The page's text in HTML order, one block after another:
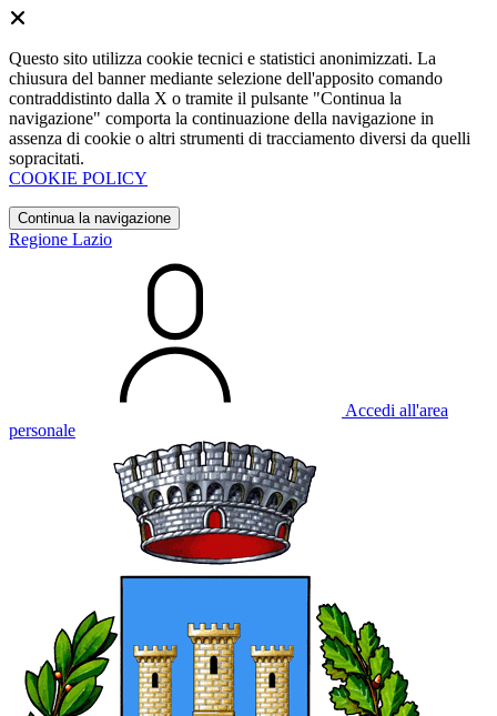
Questo sito utilizza cookie tecnici e statistici anonimizzati. La
chiusura del banner mediante selezione dell'apposito comando
contraddistinto dalla X o tramite il pulsante "Continua la
navigazione" comporta la continuazione della navigazione in
assenza di cookie o altri strumenti di tracciamento diversi da quelli
sopracitati.
COOKIE POLICY
Continua la navigazione
Regione Lazio
Accedi all'area
personale